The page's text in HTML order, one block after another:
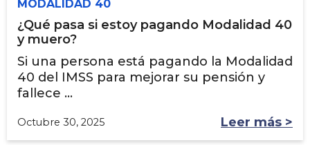
MODALIDAD 40
¿Qué pasa si estoy pagando Modalidad 40
y muero?
Si una persona está pagando la Modalidad
40 del IMSS para mejorar su pensión y
fallece ...
Octubre 30, 2025 Leer más >